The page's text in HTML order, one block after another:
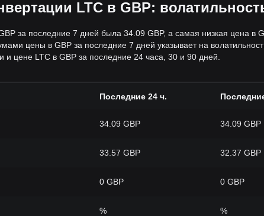
LTC в GBP:
за последние 7 дней была 34.09 GBP, а самая низкая цена
цены в GBP за последние 7 дней указывает на
и цене LTC в GBP за последние 24 часа, 30 и 90 дней.
Последние 24 ч.
34.09 GBP 34.09 GBP
33.57 GBP 32.37 GBP
0 GBP 0 GBP
% %